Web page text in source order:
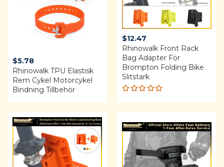
$5.78
Rhinowalk TPU Elastisk
Rem Cykel Motorcykel
Bindning Tillbehör
$12.47
Rhinowalk Front Rack
Bag Adapter För
Brompton Folding Bike
Slitstark
Rated
5.00out